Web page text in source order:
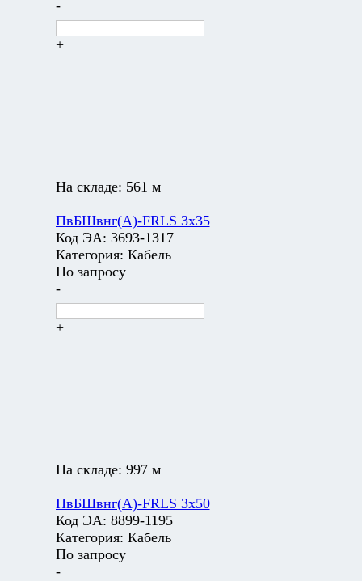
-
+
На складе: 561 м
ПвБШвнг(А)-FRLS 3х35
Код ЭА: 3693-1317
Категория: Кабель
По запросу
-
+
На складе: 997 м
ПвБШвнг(А)-FRLS 3х50
Код ЭА: 8899-1195
Категория: Кабель
По запросу
-